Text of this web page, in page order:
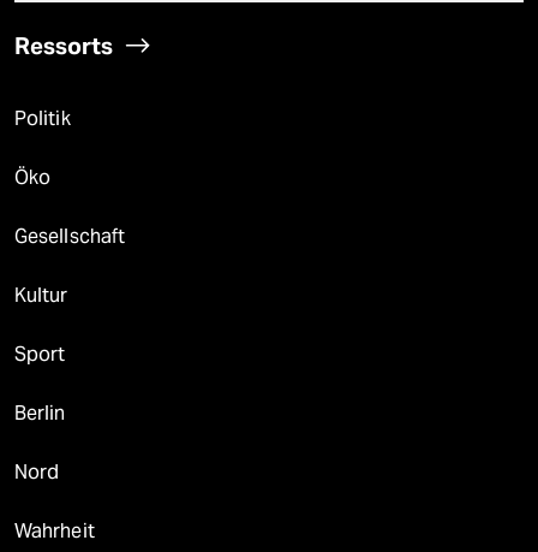
Ressorts
Politik
Öko
Gesellschaft
Kultur
Sport
Berlin
Nord
Wahrheit